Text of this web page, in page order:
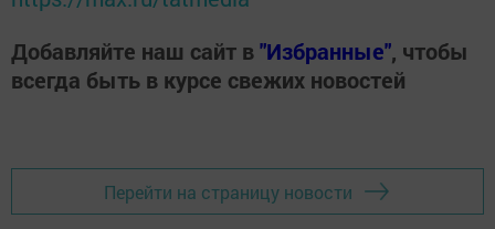
Добавляйте наш сайт в"Избранные", чтобы
всегда быть в курсе свежих новостей
Перейти на страницу новости